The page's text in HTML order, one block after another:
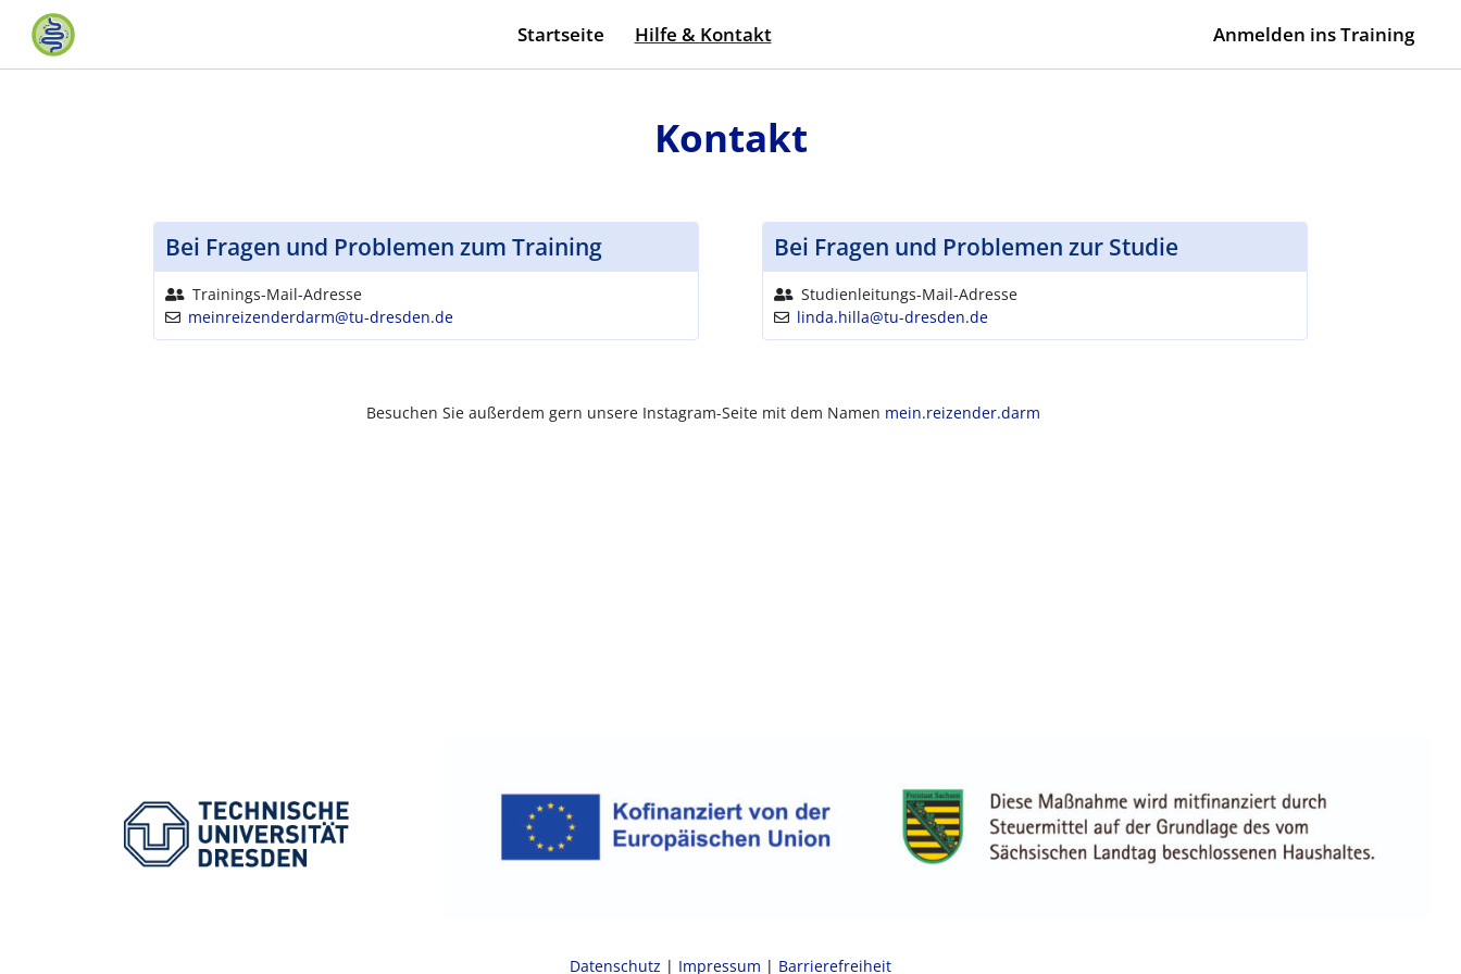
Startseite Hilfe & Kontakt Anmelden ins Training
Kontakt
Bei Fragen und Problemen zum Training
Name:
Trainings-Mail-Adresse
E-Mail:
meinreizenderdarm@tu-dresden.de
Bei Fragen und Problemen zur Studie
Name:
Studienleitungs-Mail-Adresse
E-Mail:
linda.hilla@tu-dresden.de
Besuchen Sie außerdem gern unsere Instagram-Seite mit dem Namen mein.reizender.darm
Datenschutz | Impressum | Barrierefreiheit